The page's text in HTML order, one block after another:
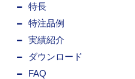
特長
特注品例
実績紹介
ダウンロード
FAQ